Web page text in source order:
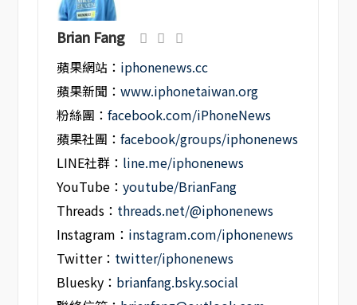
Brian Fang
蘋果網站： iphonenews.cc
蘋果新聞：www.iphonetaiwan.org
粉絲團：facebook.com/iPhoneNews
蘋果社團：facebook/groups/iphonenews
LINE社群： line.me/iphonenews
YouTube：youtube/BrianFang
Threads： threads.net/@iphonenews
Instagram： instagram.com/iphonenews
Twitter： twitter/iphonenews
Bluesky： brianfang.bsky.social